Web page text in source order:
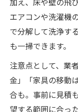
エアコンや洗濯機
で分解して洗浄す
も一掃できます。
注意点として、業
金」「家具の移動
合も。事前に見積
望する範囲に合っ